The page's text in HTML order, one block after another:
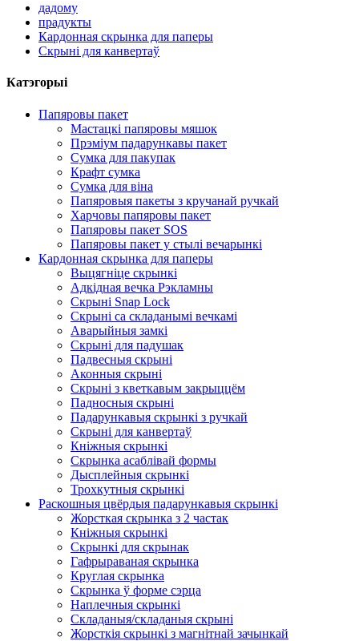
дадому
прадукты
Кардонная скрынка для паперы
Скрыні для канвертаў
Катэгорыі
Папяровы пакет
Мастацкі папяровы мяшок
Прэміум падарункавы пакет
Сумка для пакупак
Крафт сумка
Сумка для віна
Папяровыя пакеты з кручанай ручкай
Харчовы папяровы пакет
Папяровы пакет SOS
Папяровы пакет у стылі вечарынкі
Кардонная скрынка для паперы
Выцягніце скрынкі
Адкідная вечка Рэкламны
Скрыні Snap Lock
Скрыні са складанымі вечкамі
Аварыйныя замкі
Скрыні для падушак
Падвесныя скрыні
Аконныя скрыні
Скрыні з кветкавым закрыццём
Падносныя скрыні
Падарункавыя скрынкі з ручкай
Скрыні для канвертаў
Кніжныя скрынкі
Скрынка асаблівай формы
Дысплейныя скрынкі
Трохкутныя скрынкі
Раскошныя цвёрдыя падарункавыя скрынкі
Жорсткая скрынка з 2 частак
Кніжныя скрынкі
Скрынкі для скрынак
Гафрыраваная скрынка
Круглая скрынка
Скрынка ў форме сэрца
Наплечныя скрынкі
Складаныя/складаныя скрыні
Жорсткія скрынкі з магнітнай зачынкай